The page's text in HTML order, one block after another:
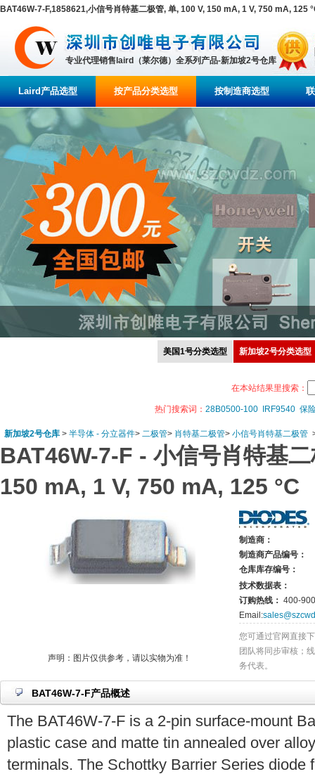
BAT46W-7-F,1858621,小信号肖特基二极管, 单, 100 V, 150 mA, 1 V, 750 mA, 125
专业代理销售laird（莱尔德）全系列产品-新加坡2号仓库
Laird产品选型 按产品分类选型 按制造商选型
美国1号分类选型 新加坡2号分类选型
在本站结果里搜索：
热门搜索词： 28B0500-100 IRF9540 保
新加坡2号仓库 > 半导体 - 分立器件> 二极管> 肖特基二极管> 小信号肖特基二极管
BAT46W-7-F - 小信号肖特基
150 mA, 1 V, 750 mA, 125 °C
声明：图片仅供参考，请以实物为准！
制造商：
制造商产品编号：
仓库库存编号：
技术数据表：
订购热线： 400-
Email:
您可通过官网直接
团队将同步审核；
务代表。
BAT46W-7-F产品概述
The BAT46W-7-F is a 2-pin surface-mount
plastic case and matte tin annealed over
terminals. The Schottky Barrier Series diode